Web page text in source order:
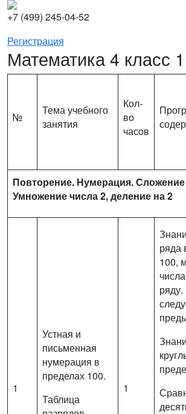
+7 (499) 245-04-52
Регистрация
Математика 4 класс
№
Тема учебного
занятия
Кол-
во
часов
Повторение. Нумерация.
Умножение числа 2, деление на 2
1
Устная и
письменная
нумерация в
пределах 100.
Таблица
1
ряда
100,